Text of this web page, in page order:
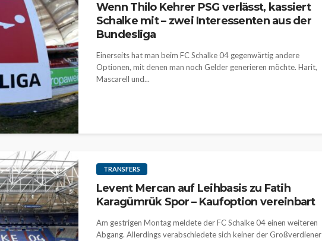
Wenn Thilo Kehrer PSG verlässt, kassiert
Schalke mit – zwei Interessenten aus der
Bundesliga
Einerseits hat man beim FC Schalke 04 gegenwärtig andere
Optionen, mit denen man noch Gelder generieren möchte. Harit,
Mascarell und...
TRANSFERS
Levent Mercan auf Leihbasis zu Fatih
Karagümrük Spor – Kaufoption vereinbart
Am gestrigen Montag meldete der FC Schalke 04 einen weiteren
Abgang. Allerdings verabschiedete sich keiner der Großverdiener